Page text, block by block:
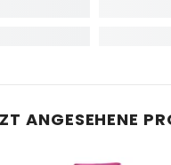
ANGESEHENE